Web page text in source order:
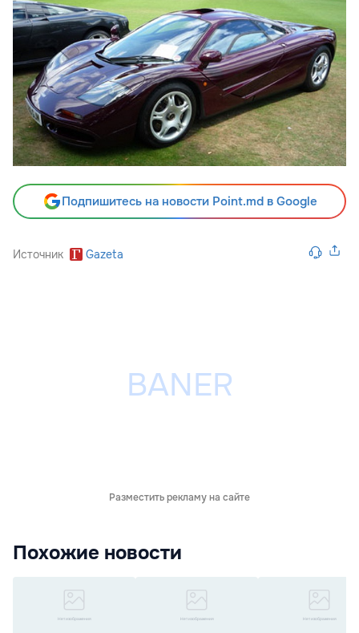
Подпишитесь на новости Point.md в Google
Источник Gazeta
Разместить рекламу на сайте
Похожие новости